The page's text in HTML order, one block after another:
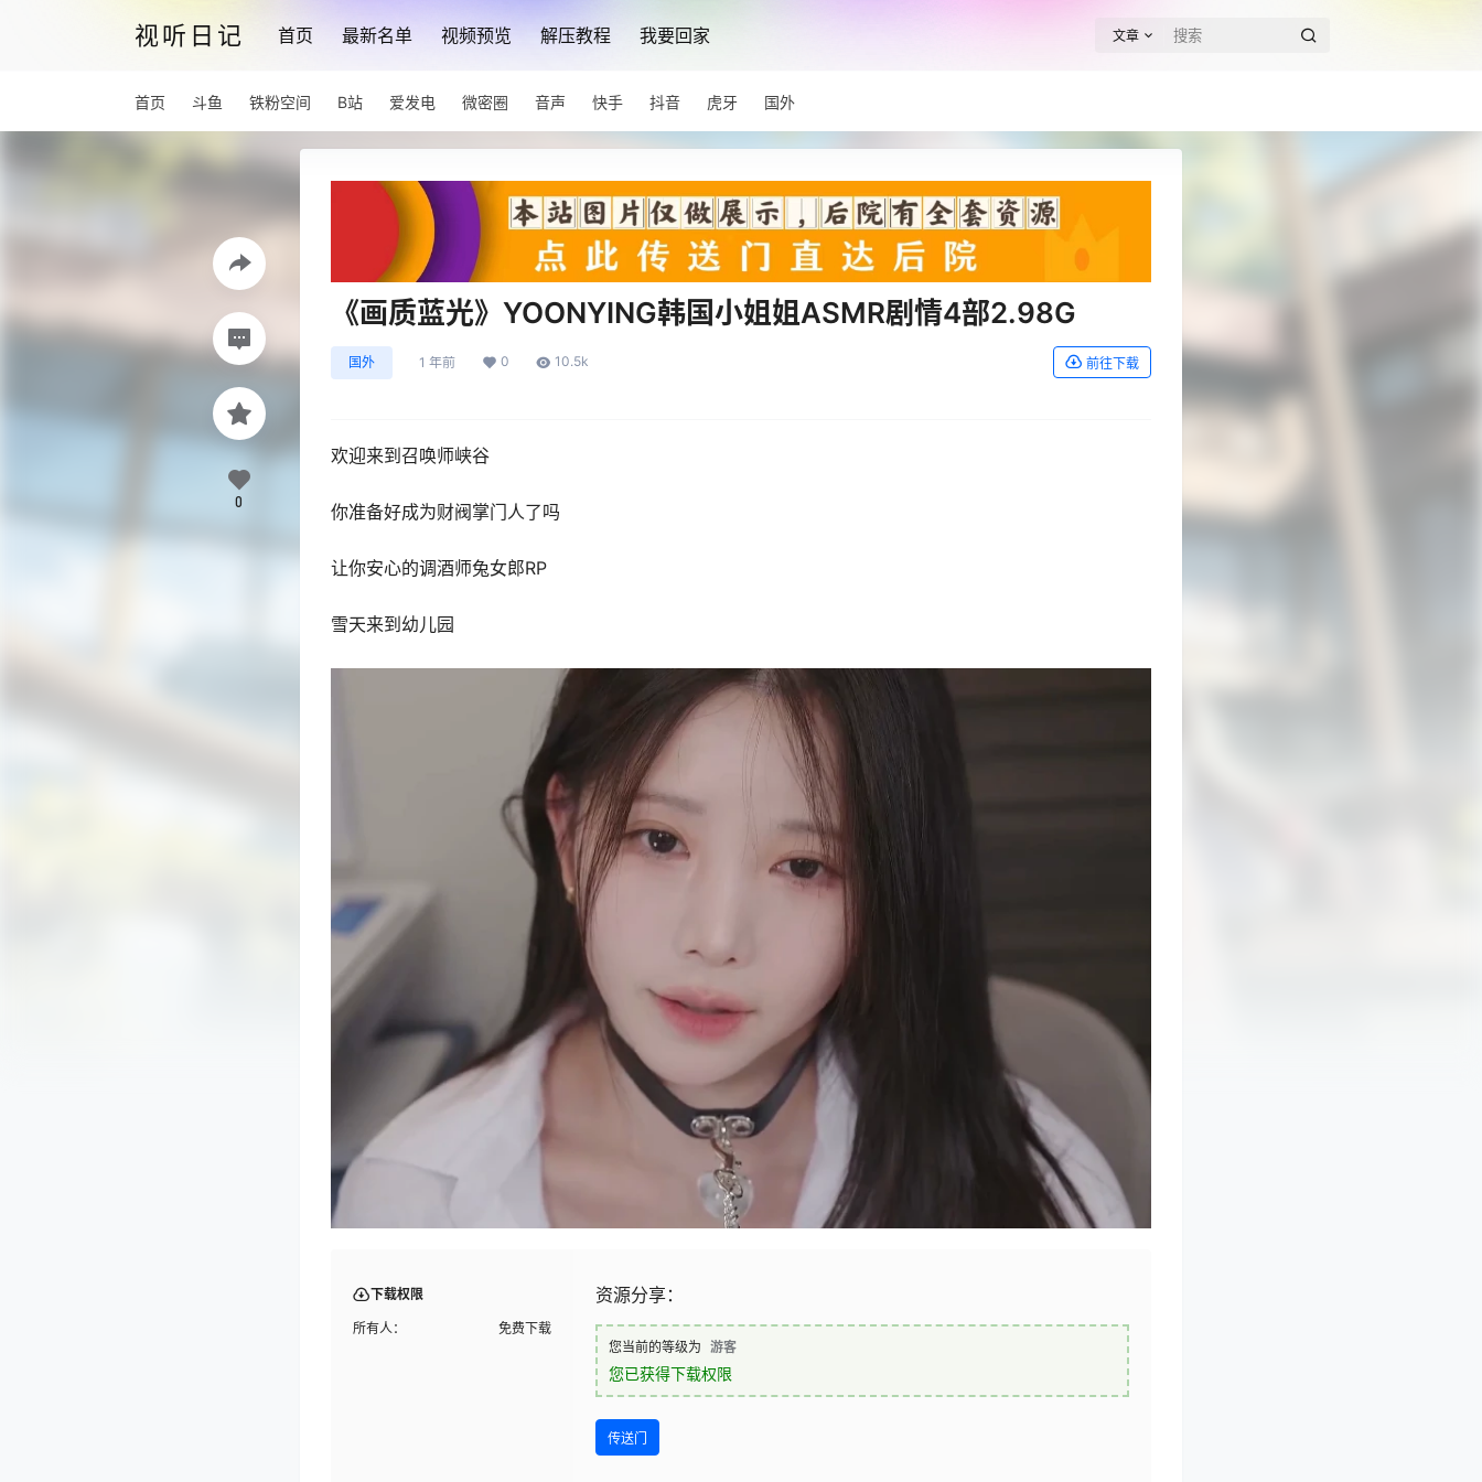
视听日记 首页 最新名单 视频预览 解压教程 我要回家 文章
首页 斗鱼 铁粉空间 B站 爱发电 微密圈 音声 快手 抖音 虎牙 国外
《画质蓝光》YOONYING韩国小姐姐ASMR剧情4部2.98G
国外 1 年前 0 10.5k 前往下载
欢迎来到召唤师峡谷
你准备好成为财阀掌门人了吗
让你安心的调酒师兔女郎RP
雪天来到幼儿园
下载权限
所有人： 免费下载
资源分享：
您当前的等级为 游客
您已获得下载权限
传送门
0